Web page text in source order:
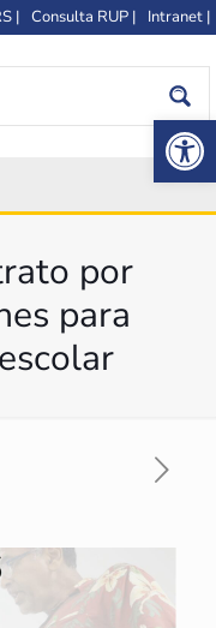
| Consulta RUP | Intranet |
por
para